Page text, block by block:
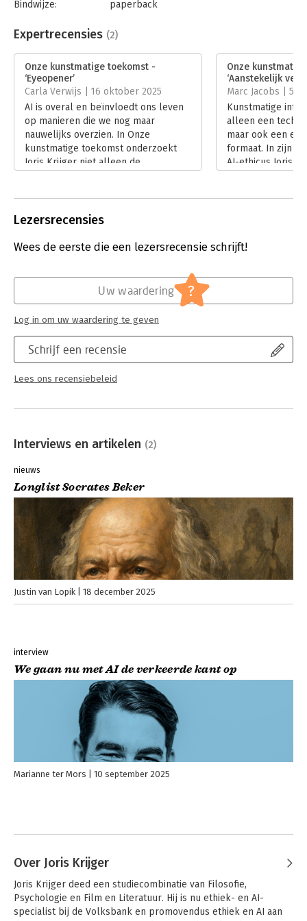
Bindwijze:
paperback
Uitgever:
Unieboek | Het Spectrum
Verschijningsdatum:
27-5-2025
Hoofdrubriek: IT-management / ICT
Mens en
maatschappij
Expertrecensies (2)
Onze kunstmatige toekomst -
‘Eyeopener’
Carla Verwijs | 16 oktober 2025
AI is overal en beïnvloedt ons leven
op manieren die we nog maar
nauwelijks overzien. In Onze
kunstmatige toekomst onderzoekt
Joris Krijger niet alleen de
recensie deelt Carla Verwijs haar
Lees verder
Onze
‘Aanstekelijk
Marc Jacobs | 5
Kunstmatige
alleen een
maar ook een
formaat. In zijn
AI-ethicus Joris
Lees verder
Lezersrecensies
Wees de eerste die een lezersrecensie schrijft!
Schrijf een recensie
Lees ons recensiebeleid
Uw waardering ?
Log in om uw waardering te geven
Interviews en artikelen (2)
nieuws
Longlist Socrates Beker
Justin van Lopik 18 december 2025
interview
We gaan nu met AI de verkeerde kant op
Marianne ter Mors 10 september 2025
Over Joris Krijger
Joris Krijger deed een studiecombinatie van Filosofie,
Psychologie en Film en Literatuur. Hij is nu ethiek- en AI-
specialist bij de Volksbank en promovendus ethiek en AI aan